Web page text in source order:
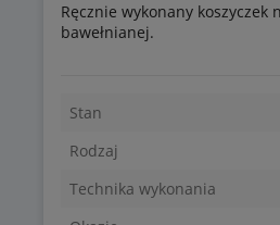
Ręcznie wykonany
bawełnianej.
Stan
Rodzaj
Technika wykonania